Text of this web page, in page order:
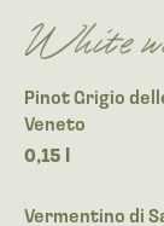
White
Pinot Grigio
Veneto
0,15 l
Vermentino di